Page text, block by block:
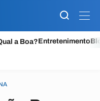
a Boa?Entretenimento